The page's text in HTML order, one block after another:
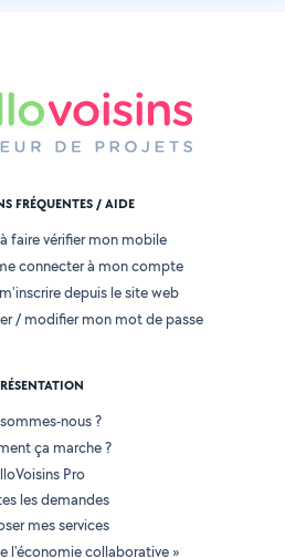
FRÉQUENTES / AIDE
faire vérifier mon mobile
connecter à mon compte
depuis le site web
/ modifier mon mot de passe
nous ?
ça marche ?
Pro
les demandes
mes services
l'économie collaborative »